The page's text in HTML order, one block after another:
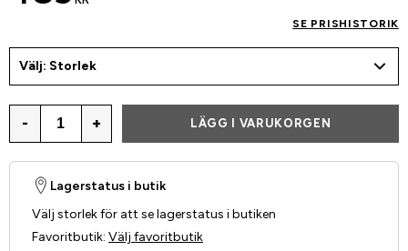
SE PRISHISTORIK
Välj: Storlek
- + LÄGG I VARUKORGEN
Lagerstatus i butik
Välj storlek för att se lagerstatus i butiken
Favoritbutik: Välj favoritbutik